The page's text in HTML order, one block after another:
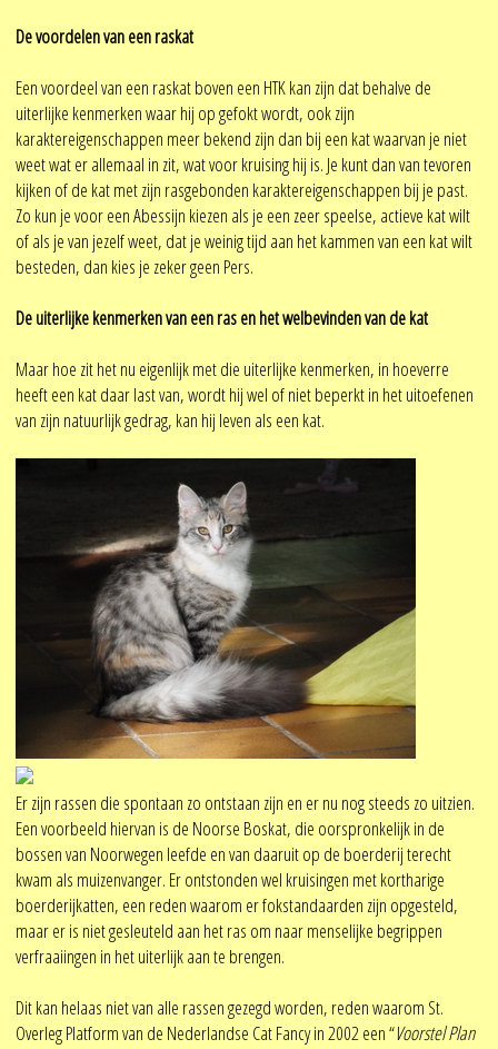
De voordelen van een raskat
Een voordeel van een raskat boven een HTK kan zijn dat behalve de
uiterlijke kenmerken waar hij op gefokt wordt, ook zijn
karaktereigenschappen meer bekend zijn dan bij een kat waarvan je niet
weet wat er allemaal in zit, wat voor kruising hij is. Je kunt dan van tevoren
kijken of de kat met zijn rasgebonden karaktereigenschappen bij je past.
Zo kun je voor een Abessijn kiezen als je een zeer speelse, actieve kat wilt
of als je van jezelf weet, dat je weinig tijd aan het kammen van een kat wilt
besteden, dan kies je zeker geen Pers.
De uiterlijke kenmerken van een ras en het welbevinden van de kat
Maar hoe zit het nu eigenlijk met die uiterlijke kenmerken, in hoeverre
heeft een kat daar last van, wordt hij wel of niet beperkt in het uitoefenen
van zijn natuurlijk gedrag, kan hij leven als een kat.
Er zijn rassen die spontaan zo ontstaan zijn en er nu nog steeds zo uitzien.
Een voorbeeld hiervan is de Noorse Boskat, die oorspronkelijk in de
bossen van Noorwegen leefde en van daaruit op de boerderij terecht
kwam als muizenvanger. Er ontstonden wel kruisingen met kortharige
boerderijkatten, een reden waarom er fokstandaarden zijn opgesteld,
maar er is niet gesleuteld aan het ras om naar menselijke begrippen
verfraaiingen in het uiterlijk aan te brengen.
Dit kan helaas niet van alle rassen gezegd worden, reden waarom St.
Overleg Platform van de Nederlandse Cat Fancy in 2002 een “Voorstel Plan